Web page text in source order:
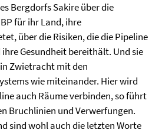
Bergdorfs Sakire über die
für ihr Land, ihre
über die Risiken, die die Pipeline
Gesundheit bereithält. Und sie
Zwietracht mit den
wie miteinander. Hier wird
auch Räume verbinden, so führt
Bruchlinien und Verwerfungen.
sind wohl auch die letzten Worte